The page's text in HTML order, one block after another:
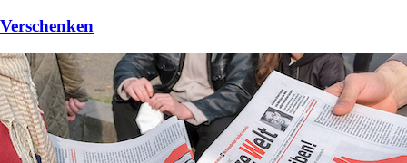
Verschenken